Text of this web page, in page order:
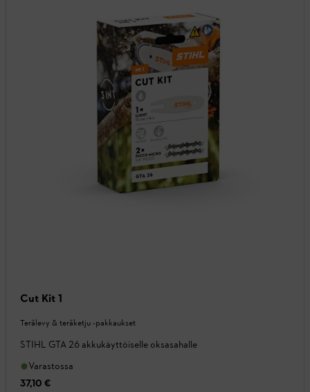
Cut Kit 1
Terälevy & teräketju -pakkaukset
STIHL GTA 26 akkukäyttöiselle oksasahalle
Varastossa
37,10 €